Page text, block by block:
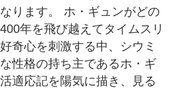
ります。 ホ・ギュンがどの
年を飛び越えてタイムスリ
奇心を刺激する中、シウミ
性格の持ち主であるホ・ギ
適応記を陽気に描き、見る